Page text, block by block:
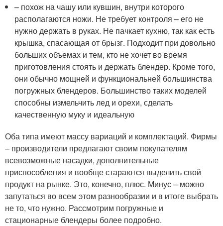
– похож на чашу или кувшин, внутри которого
располагаются ножи. Не требует контроля – его не
нужно держать в руках. Не пачкает кухню, так как есть
крышка, спасающая от брызг. Подходит при довольно
больших объемах и тем, кто не хочет во время
приготовления стоять и держать блендер. Кроме того,
они обычно мощней и функциональней большинства
погружных блендеров. Большинство таких моделей
способны измельчить лед и орехи, сделать
качественную муку и идеальную
Оба типа имеют массу вариаций и комплектаций. Фирмы
– производители предлагают своим покупателям
всевозможные насадки, дополнительные
приспособления и вообще стараются выделить свой
продукт на рынке. Это, конечно, плюс. Минус – можно
запутаться во всем этом разнообразии и в итоге выбрать
не то, что нужно. Рассмотрим погружные и
стационарные блендеры более подробно.